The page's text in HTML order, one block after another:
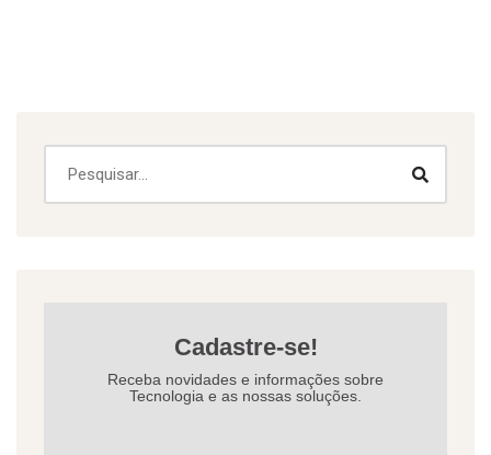
Cadastre-se!
Receba novidades e informações sobre
Tecnologia e as nossas soluções.